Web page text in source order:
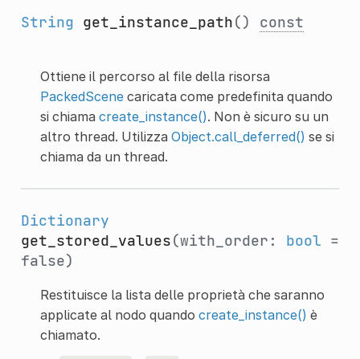
String get_instance_path() const
Ottiene il percorso al file della risorsa
PackedScenecaricata come predefinita quando
si chiama create_instance(). Non è sicuro su un
altro thread. Utilizza Object.call_deferred() se si
chiama da un thread.
Dictionary
get_stored_values(with_order: bool =
false)
Restituisce la lista delle proprietà che saranno
applicate al nodo quando create_instance() è
chiamato.